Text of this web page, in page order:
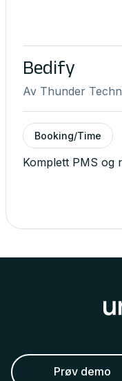
Bedify
Av Thunder
Booking/Time
Komplett PMS og
Prøv demo